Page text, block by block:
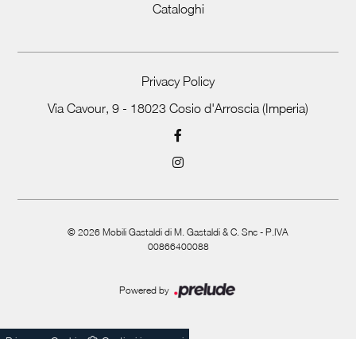
Cataloghi
Privacy Policy
Via Cavour, 9 - 18023 Cosio d'Arroscia (Imperia)
© 2026 Mobili Gastaldi di M. Gastaldi & C. Snc - P.IVA
00866400088
Powered by